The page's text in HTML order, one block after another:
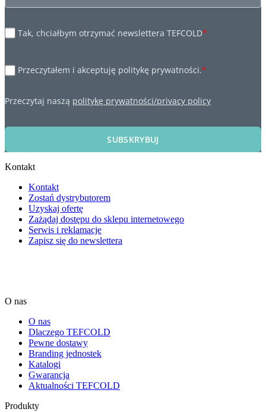
Tak, chciałbym otrzymać newslettera TEFCOLD*
Przeczytałem i akceptuję politykę prywatności.*
Przeczytaj naszą politykę prywatności/privacy policy
SUBSKRYBUJ
Kontakt
Kontakt
Zostań dystrybutorem
Uzyskaj ofertę
Zażądaj dostępu do sklepu internetowego
Serwis i reklamacje
Zapisz się do newslettera
O nas
O nas
Dlaczego TEFCOLD
Pewne dostawy
Branding jednostek
Katalogi
Gwarancja
Aktualności TEFCOLD
Produkty